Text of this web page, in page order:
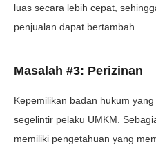
luas secara lebih cepat,
penjualan dapat bertambah.
Masalah #3: Perizinan
Kepemilikan badan hukum
segelintir pelaku UMKM.
memiliki pengetahuan yang